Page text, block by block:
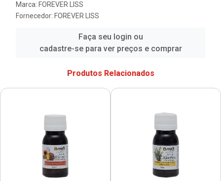
Marca: FOREVER LISS
Fornecedor: FOREVER LISS
Faça seu login ou
cadastre-se para ver preços e comprar
Produtos Relacionados